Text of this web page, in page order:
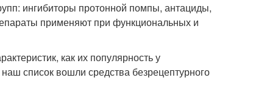
ингибиторы протонной помпы, антациды,
применяют при функциональных и
как их популярность у
список вошли средства безрецептурного